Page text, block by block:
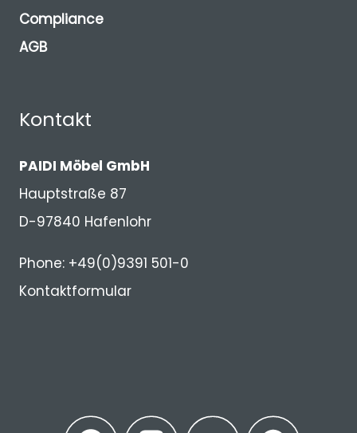
Compliance
AGB
Kontakt
PAIDI Möbel GmbH
Hauptstraße 87
D-97840 Hafenlohr
Phone: +49(0)9391 501-0
Kontaktformular